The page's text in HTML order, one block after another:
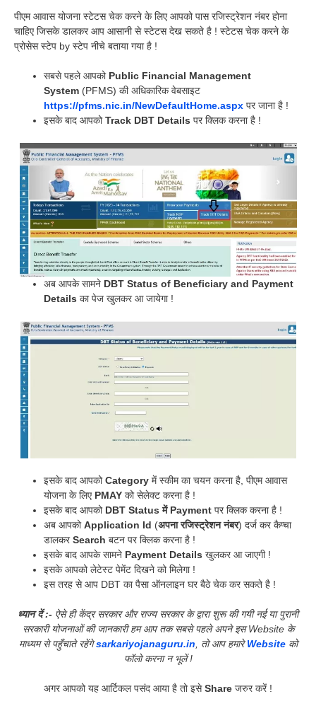
पीएम आवास योजना स्टेटस चेक करने के लिए आपको पास रजिस्ट्रेशन नंबर होना
चाहिए जिसके डालकर आप आसानी से स्टेटस देख सकते है ! स्टेटस चेक करने के
प्रोसेस स्टेप by स्टेप नीचे बताया गया है !
सबसे पहले आपको Public Financial Management
System (PFMS) की अधिकारिक वेबसाइट
https://pfms.nic.in/NewDefaultHome.aspx पर जाना है !
इसके बाद आपकोTrack DBT Details पर क्लिक करना है !
अब आपके सामने DBT Status of Beneficiary and Payment
Details का पेज खुलकर आ जायेगा !
इसके बाद आपकोCategory में स्कीम का चयन करना है, पीएम आवास
योजना के लिए PMAY को सेलेक्ट करना है !
इसके बाद आपको DBT Status में Payment पर क्लिक करना है !
अब आपकोApplication Id (अपना रजिस्ट्रेशन नंबर) दर्ज कर कैप्चा
डालकरSearch बटन पर क्लिक करना है !
इसके बाद आपके सामने Payment Details खुलकर आ जाएगी !
इसके आपको लेटेस्ट पेमेंट दिखने को मिलेगा !
इस तरह से आप DBT का पैसा ऑनलाइन घर बैठे चेक कर सकते है !
ध्यान दें :- ऐसे ही केंद्र सरकार और राज्य सरकार के द्वारा शुरू की गयी नई या पुरानी
सरकारी योजनाओं की जानकारी हम आप तक सबसे पहले अपने इस Website के
माध्यम से पहुँचाते रहेंगेsarkariyojanaguru.in, तो आप हमारेWebsiteको
फॉलो करना न भूलें !
अगर आपको यह आर्टिकल पसंद आया है तो इसेShare जरुर करें !